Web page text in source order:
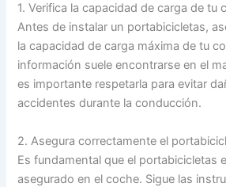
1. Verifica la capacidad de carga de tu
Antes de instalar un portabicicletas,
la capacidad de carga máxima de tu
información suele encontrarse en el
es importante respetarla para evitar
accidentes durante la conducción.
2. Asegura correctamente el
Es fundamental que el portabicicletas
asegurado en el coche. Sigue las